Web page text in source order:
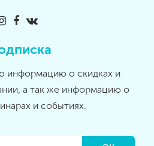
информацию о скидках и
а так же информацию о
и событиях.